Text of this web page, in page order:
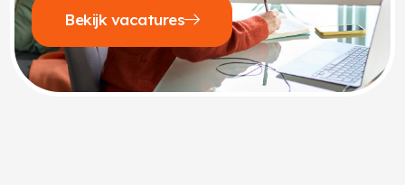
Bekijk vacatures